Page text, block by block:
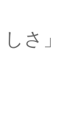
「左
しさ」
燕は
「そ